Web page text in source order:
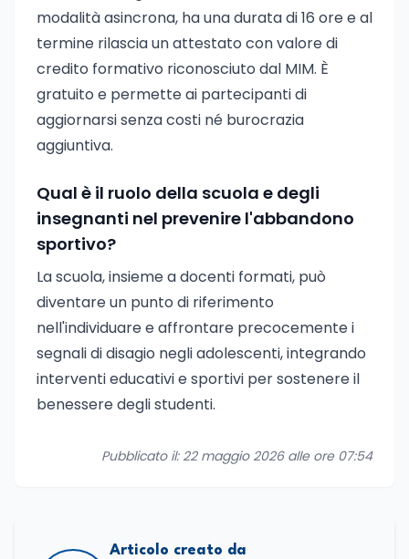
modalità asincrona, ha una durata di 16 ore e al
termine rilascia un attestato con valore di
credito formativo riconosciuto dal MIM. È
gratuito e permette ai partecipanti di
aggiornarsi senza costi né burocrazia
aggiuntiva.
Qual è il ruolo della scuola e degli
insegnanti nel prevenire l'abbandono
sportivo?
La scuola, insieme a docenti formati, può
diventare un punto di riferimento
nell'individuare e affrontare precocemente i
segnali di disagio negli adolescenti, integrando
interventi educativi e sportivi per sostenere il
benessere degli studenti.
Pubblicato il: 22 maggio 2026 alle ore 07:54
Articolo creato da